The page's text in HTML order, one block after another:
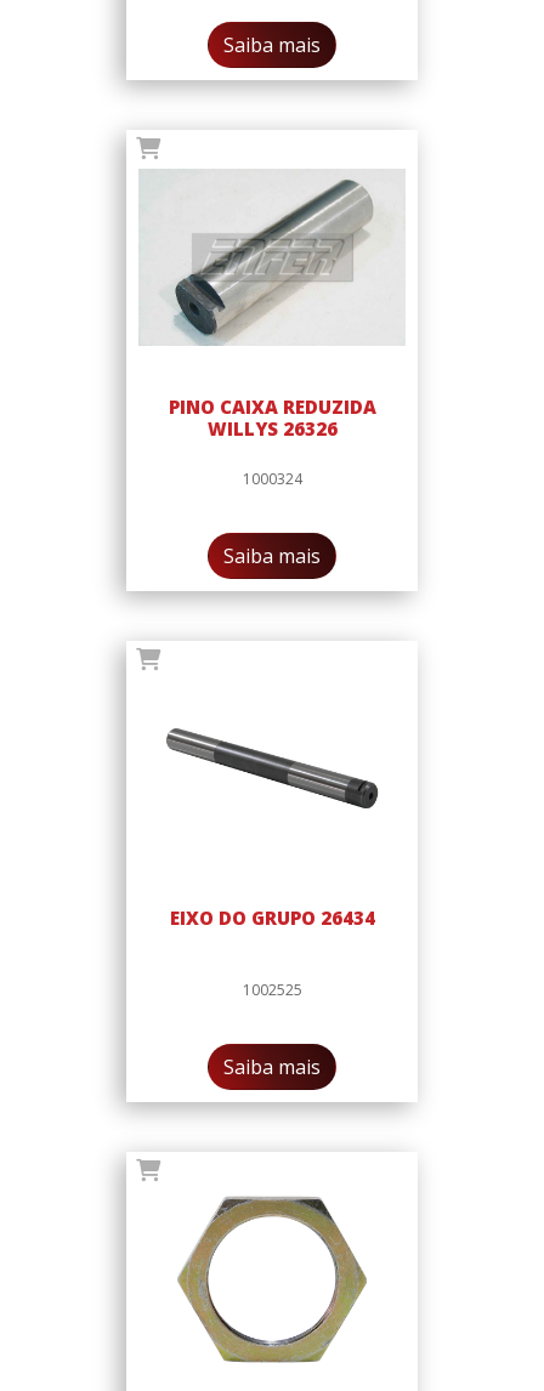
Saiba mais
PINO CAIXA REDUZIDA
WILLYS 26326
1000324
Saiba mais
EIXO DO GRUPO 26434
1002525
Saiba mais